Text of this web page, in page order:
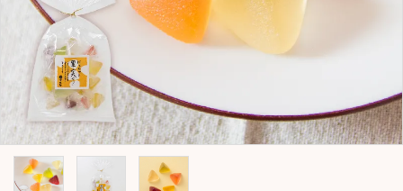
おかしのひとりごと
店舗情報
公式HP
INFORMATION
ご利用ガイド